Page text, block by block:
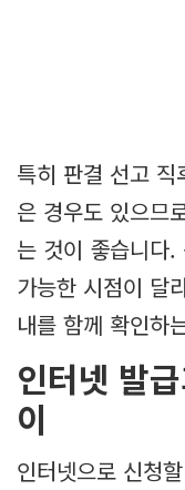
특히 판결 선고
은 경우도 있으므
는 것이 좋습니다
가능한 시점이 달
내를 함께 확인하
인터넷 발
이
인터넷으로 신청